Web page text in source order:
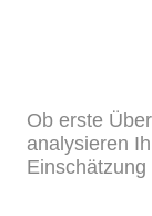
Ob erste
analysieren